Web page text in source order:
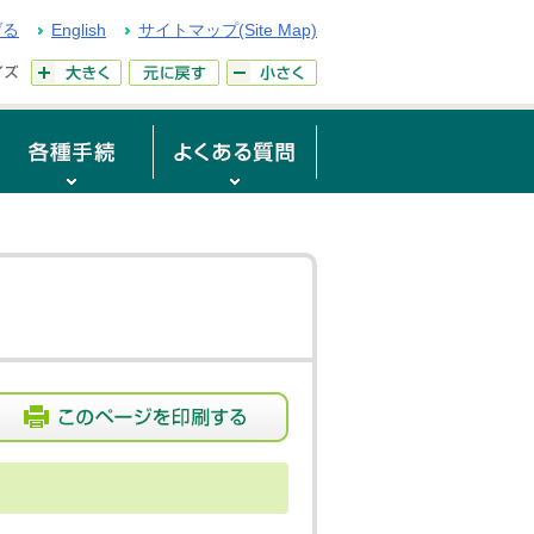
English サイトマップ(Site Map)